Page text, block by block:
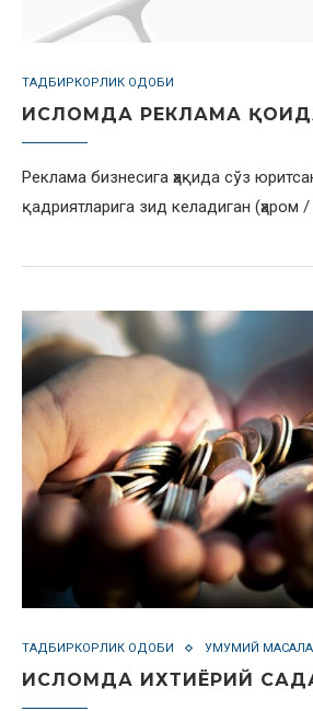
ТАДБИРКОРЛИК ОДОБИ
ИСЛОМДА РЕКЛАМА
Реклама бизнесига ҳақида сўз
қадриятларига зид келадиган (ҳаром /
ТАДБИРКОРЛИК ОДОБИ УМУМИЙ
ИСЛОМДА ИХТИЁРИЙ